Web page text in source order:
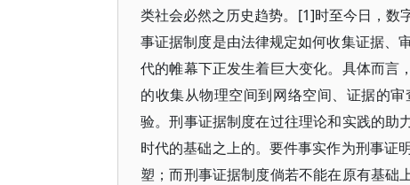
类社会必然之历史趋势。[1]时至今日，数
事证据制度是由法律规定如何收集证据、
代的帷幕下正发生着巨大变化。具体而言
的收集从物理空间到网络空间、证据的
验。刑事证据制度在过往理论和实践的助
时代的基础之上的。要件事实作为刑事证
塑；而刑事证据制度倘若不能在原有基础